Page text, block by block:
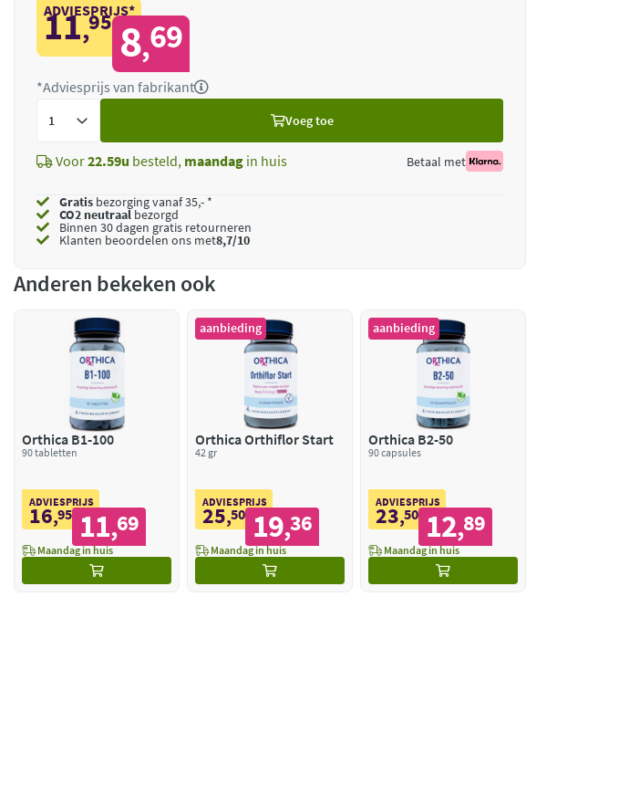
ADVIESPRIJS*
11,95 8,69
*Adviesprijs van fabrikant
Voeg toe
Voor22.59u besteld, maandag in huis Betaal met
Gratis bezorging vanaf 35,- *
CO2 neutraalbezorgd
Binnen 30 dagen gratis retourneren
Klanten beoordelen ons met8,7/10
Anderen bekeken ook
Orthica B1-100
90 tabletten
ADVIESPRIJS
16,95 11,69
Maandag in huis
aanbieding
Orthica Orthiflor Start
42 gr
ADVIESPRIJS
25,50 19,36
Maandag in huis
aanbieding
Orthica B2-50
90 capsules
ADVIESPRIJS
23,50 12,89
Maandag in huis